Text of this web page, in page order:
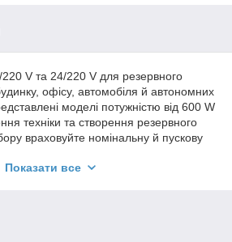
220 V та 24/220 V для резервного
офісу, автомобіля й автономних
моделі потужністю від 600 W
техніки та створення резервного
враховуйте номінальну й пускову
вихідної синусоїди. Для чутливої
до менеджера із переліком
автономної роботи.
Показати все